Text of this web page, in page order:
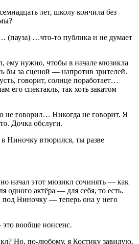
лет, школу кончила без
(пауза) …что-то публика и не думает
ему нужно, чтобы в начале мюзикла
бы за сценой — напротив зрителей.
говорит, солнце поработает…
его спектакль, так хоть закатом
не говорил… Никогда не говорит. Я
Дочка обслуги.
в Ниночку втюрился, ты разве
начал этот мюзикл сочинять — как
одного актёра — для себя, то есть.
под Ниночку — теперь она у него
вообще нонсенс.
Но, по-любому, я Костику завидую.